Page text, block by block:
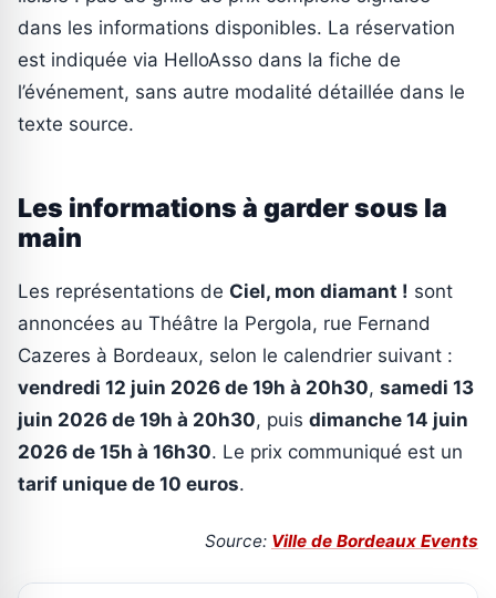
dans les informations disponibles. La réservation
est indiquée via HelloAsso dans la fiche de
l’événement, sans autre modalité détaillée dans le
texte source.
Les informations à garder sous la
main
Les représentations de Ciel, mon diamant ! sont
annoncées au Théâtre la Pergola, rue Fernand
Cazeres à Bordeaux, selon le calendrier suivant :
vendredi 12 juin 2026 de 19h à 20h30, samedi 13
juin 2026 de 19h à 20h30, puis dimanche 14 juin
2026 de 15h à 16h30. Le prix communiqué est un
tarif unique de 10 euros.
Source: Ville de Bordeaux Events